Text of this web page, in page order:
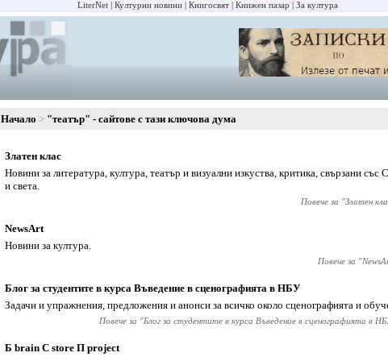
LiterNet Културни новини Книгосвят Книжен пазар За култура
Начало "театър" - сайтове с тази ключова дума
Златен клас
Новини за литература, култура, театър и визуални изкуства, критика, свързани със
и света.
Повече за "Златен
NewsArt
Новини за култура.
Повече за "
Блог за студентите в курса Въведение в сценографията в НБУ
Задачи и упражнения, предложения и анонси за всичко около сценографията и
Повече за "Блог за студентите в курса Въведение в сценографията в
Б brain С store П project